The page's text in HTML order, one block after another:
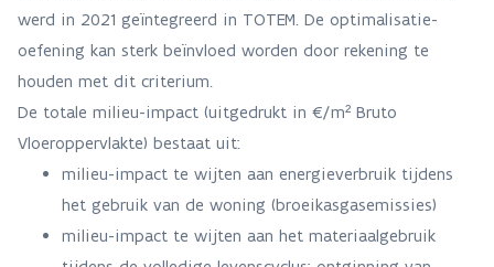
werd in 2021 geïntegreerd in TOTEM. De optimalisatie-
oefening kan sterk beïnvloed worden door rekening te
houden met dit criterium.
De totale milieu-impact (uitgedrukt in €/m² Bruto
Vloeroppervlakte) bestaat uit:
milieu-impact te wijten aan energieverbruik tijdens
het gebruik van de woning (broeikasgasemissies)
milieu-impact te wijten aan het materiaalgebruik